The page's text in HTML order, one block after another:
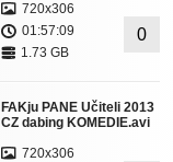
720x306
01:57:09
1.73 GB
0
FAKju PANE Učiteli 2013
CZ dabing KOMEDIE.avi
720x306